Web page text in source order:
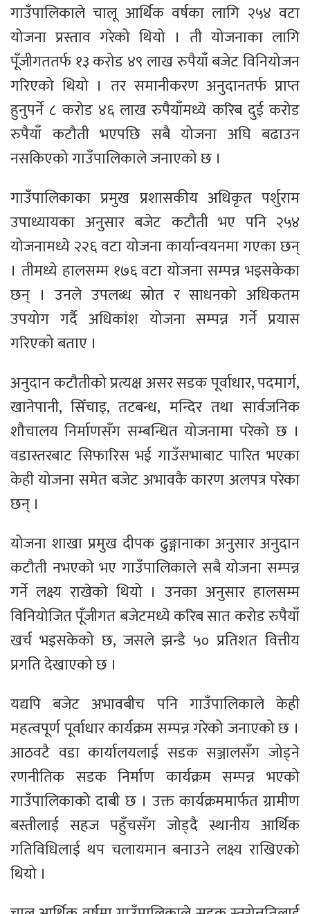
गाउँपालिकाले चालू आर्थिक वर्षका लागि २५४ वटा
योजना प्रस्ताव गरेको थियो । ती योजनाका लागि
पूँजीगततर्फ १३ करोड ४९ लाख रुपैयाँ बजेट विनियोजन
गरिएको थियो । तर समानीकरण अनुदानतर्फ प्राप्त
हुनुपर्ने ८ करोड ४६ लाख रुपैयाँमध्ये करिब दुई करोड
रुपैयाँ कटौती भएपछि सबै योजना अघि बढाउन
नसकिएको गाउँपालिकाले जनाएको छ ।
गाउँपालिकाका प्रमुख प्रशासकीय अधिकृत पर्शुराम
उपाध्यायका अनुसार बजेट कटौती भए पनि २५४
योजनामध्ये २२६ वटा योजना कार्यान्वयनमा गएका छन्
। तीमध्ये हालसम्म १७६ वटा योजना सम्पन्न भइसकेका
छन् । उनले उपलब्ध स्रोत र साधनको अधिकतम
उपयोग गर्दै अधिकांश योजना सम्पन्न गर्ने प्रयास
गरिएको बताए ।
अनुदान कटौतीको प्रत्यक्ष असर सडक पूर्वाधार, पदमार्ग,
खानेपानी, सिँचाइ, तटबन्ध, मन्दिर तथा सार्वजनिक
शौचालय निर्माणसँग सम्बन्धित योजनामा परेको छ ।
वडास्तरबाट सिफारिस भई गाउँसभाबाट पारित भएका
केही योजना समेत बजेट अभावकै कारण अलपत्र परेका
छन् ।
योजना शाखा प्रमुख दीपक ढुङ्गानाका अनुसार अनुदान
कटौती नभएको भए गाउँपालिकाले सबै योजना सम्पन्न
गर्ने लक्ष्य राखेको थियो । उनका अनुसार हालसम्म
विनियोजित पूँजीगत बजेटमध्ये करिब सात करोड रुपैयाँ
खर्च भइसकेको छ, जसले झन्डै ५० प्रतिशत वित्तीय
प्रगति देखाएको छ ।
यद्यपि बजेट अभावबीच पनि गाउँपालिकाले केही
महत्वपूर्ण पूर्वाधार कार्यक्रम सम्पन्न गरेको जनाएको छ ।
आठवटै वडा कार्यालयलाई सडक सञ्जालसँग जोड्ने
रणनीतिक सडक निर्माण कार्यक्रम सम्पन्न भएको
गाउँपालिकाको दाबी छ । उक्त कार्यक्रममार्फत ग्रामीण
बस्तीलाई सहज पहुँचसँग जोड्दै स्थानीय आर्थिक
गतिविधिलाई थप चलायमान बनाउने लक्ष्य राखिएको
थियो ।